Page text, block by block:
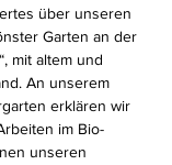
über unseren
Garten an der
mit altem und
An unserem
erklären wir
im Bio-
unseren